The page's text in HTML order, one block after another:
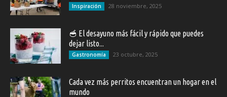
Inspiración 28 noviembre, 2025
🥣 El desayuno más fácil y rápido que puedes
dejar listo...
Gastronomía 23 octubre, 2025
Cada vez más perritos encuentran un hogar en el
mundo